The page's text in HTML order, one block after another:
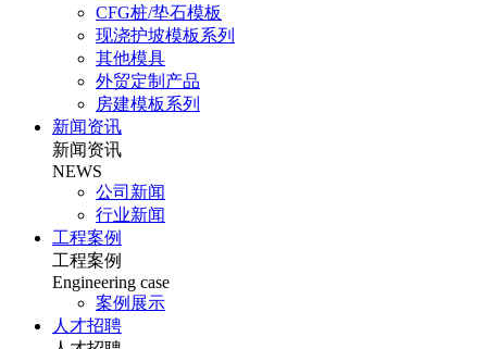
CFG桩/垫石模板
现浇护坡模板系列
其他模具
外贸定制产品
房建模板系列
新闻资讯
新闻资讯
NEWS
公司新闻
行业新闻
工程案例
工程案例
Engineering case
案例展示
人才招聘